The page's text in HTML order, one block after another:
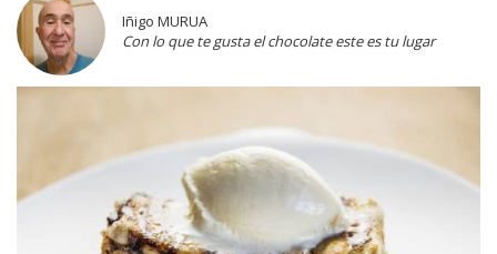
Iñigo MURUA
Con lo que te gusta el chocolate este es tu lugar